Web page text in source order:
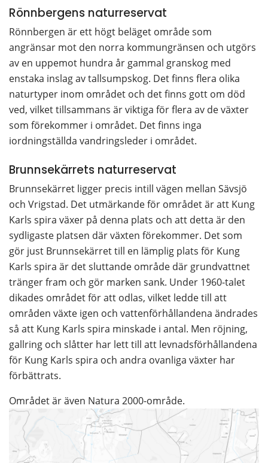
Rönnbergens naturreservat
Rönnbergen är ett högt beläget område som
angränsar mot den norra kommungränsen och utgörs
av en uppemot hundra år gammal granskog med
enstaka inslag av tallsumpskog. Det finns flera olika
naturtyper inom området och det finns gott om död
ved, vilket tillsammans är viktiga för flera av de växter
som förekommer i området. Det finns inga
iordningställda vandringsleder i området.
Brunnsekärrets naturreservat
Brunnsekärret ligger precis intill vägen mellan Sävsjö
och Vrigstad. Det utmärkande för området är att Kung
Karls spira växer på denna plats och att detta är den
sydligaste platsen där växten förekommer. Det som
gör just Brunnsekärret till en lämplig plats för Kung
Karls spira är det sluttande område där grundvattnet
tränger fram och gör marken sank. Under 1960-talet
dikades området för att odlas, vilket ledde till att
områden växte igen och vattenförhållandena ändrades
så att Kung Karls spira minskade i antal. Men röjning,
gallring och slåtter har lett till att levnadsförhållandena
för Kung Karls spira och andra ovanliga växter har
förbättrats.
Området är även Natura 2000-område.